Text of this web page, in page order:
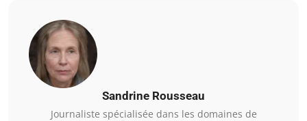
Sandrine Rousseau
Journaliste spécialisée dans les domaines de